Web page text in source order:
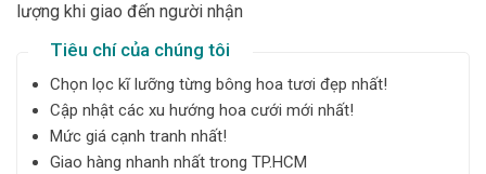
lượng khi giao đến người nhận
Tiêu chí của chúng tôi
Chọn lọc kĩ lưỡng từng bông hoa tươi đẹp nhất!
Cập nhật các xu hướng hoa cưới mới nhất!
Mức giá cạnh tranh nhất!
Giao hàng nhanh nhất trong TP.HCM